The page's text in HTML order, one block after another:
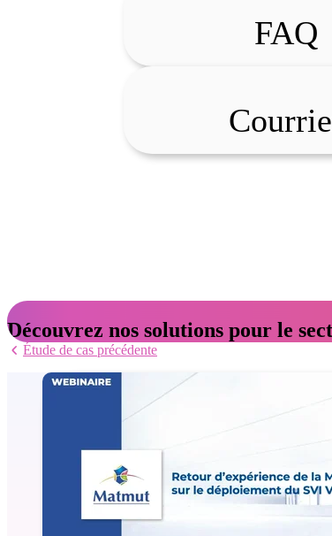
FAQ
Découvrez nos solutions pour le
Étude de cas précédente